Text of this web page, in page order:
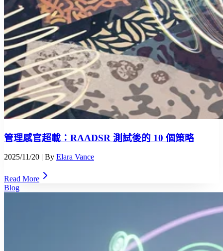
管理感官超載：RAADSR 測試後的 10 個策略
2025/11/20 | By Elara Vance
Read More
Blog